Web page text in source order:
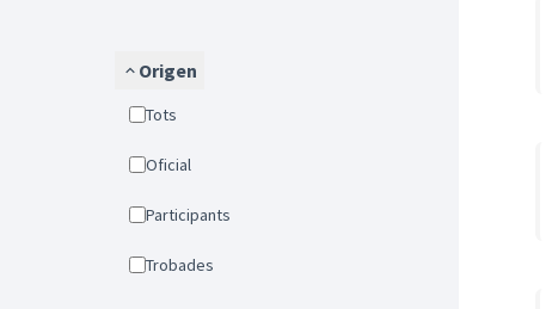
Origen
Tots
Oficial
Participants
Trobades